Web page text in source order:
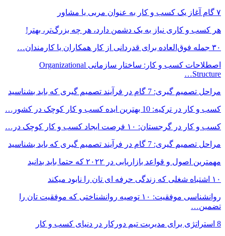
۷ گام آغاز یک کسب و کار به عنوان مربی یا مشاور
هر کسب و کاری نیاز به یک دشمن دارد، هر چه بزرگ‌تر، بهتر!
۳۰ جمله فوق‌العاده برای قدردانی از کار همکاران یا کارمندان…
اصطلاحات کسب و کار: ساختار سازمانی Organizational
Structure…
مراحل تصمیم گیری: 7 گام در فرآیند تصمیم گیری که باید بشناسید
کسب و کار در ترکیه: 10 بهترین ایده‌ کسب و کار کوچک در کشور…
کسب و کار در گرجستان: ۱۰ فرصت ایجاد کسب و کار کوچک در…
مراحل تصمیم گیری: 7 گام در فرآیند تصمیم گیری که باید بشناسید
مهمترین اصول و قواعد بازاریابی در ۲۰۲۲ که حتما باید بدانید
۱۰ اشتباه شغلی که زندگی حرفه ای تان را نابود میکند
روانشناسی موفقیت: ۱۰ توصیه روانشناختی که موفقیت تان را
تضمین…
8 استراتژی برای مدیریت تیم دورکار در دنیای کسب و کار